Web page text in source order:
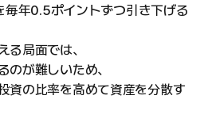
年0.5ポイントずつ引き下げる
る局面では、
のが難しいため、
資の比率を高めて資産を分散す